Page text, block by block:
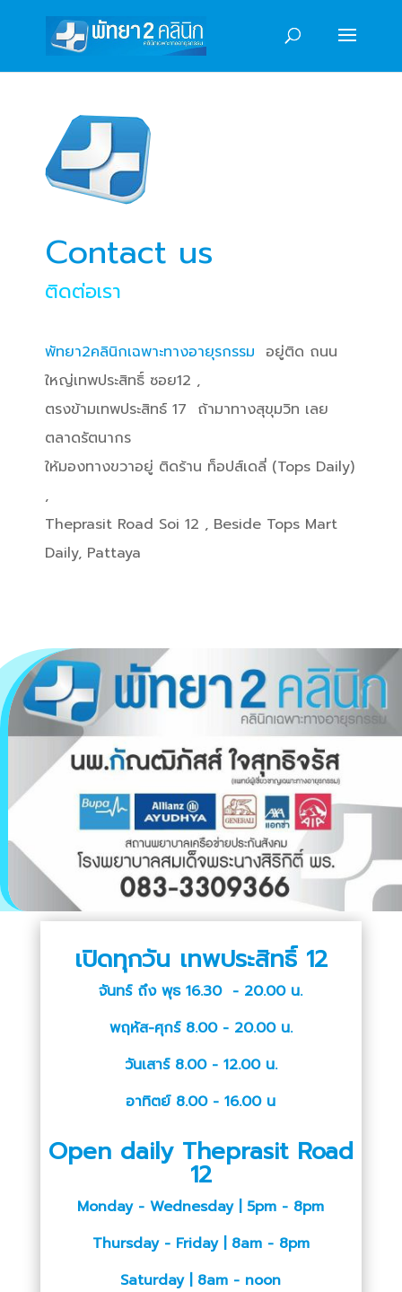
Contact us
ติดต่อเรา
พัทยา2คลินิกเฉพาะทางอายุรกรรม อยู่ติด ถนน
ใหญ่เทพประสิทธิ์ ซอย12 ,
ตรงข้ามเทพประสิทธ์ 17 ถ้ามาทางสุขุมวิท เลย
ตลาดรัตนากร
ให้มองทางขวาอยู่ ติดร้าน ท็อปส์เดลี่ (Tops Daily)
,
Theprasit Road Soi 12 , Beside Tops Mart
Daily, Pattaya
เปิดทุกวัน เทพประสิทธิ์ 12
จันทร์ ถึง พุธ 16.30 - 20.00 น.
พฤหัส-ศุกร์ 8.00 - 20.00 น.
วันเสาร์ 8.00 - 12.00 น.
อาทิตย์ 8.00 - 16.00 น
Open daily Theprasit Road
12
Monday - Wednesday | 5pm - 8pm
Thursday - Friday | 8am - 8pm
Saturday | 8am - noon